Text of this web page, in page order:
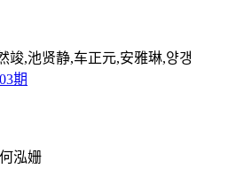
竣,池贤静,车正元,安雅琳,양갱
期
泓姗